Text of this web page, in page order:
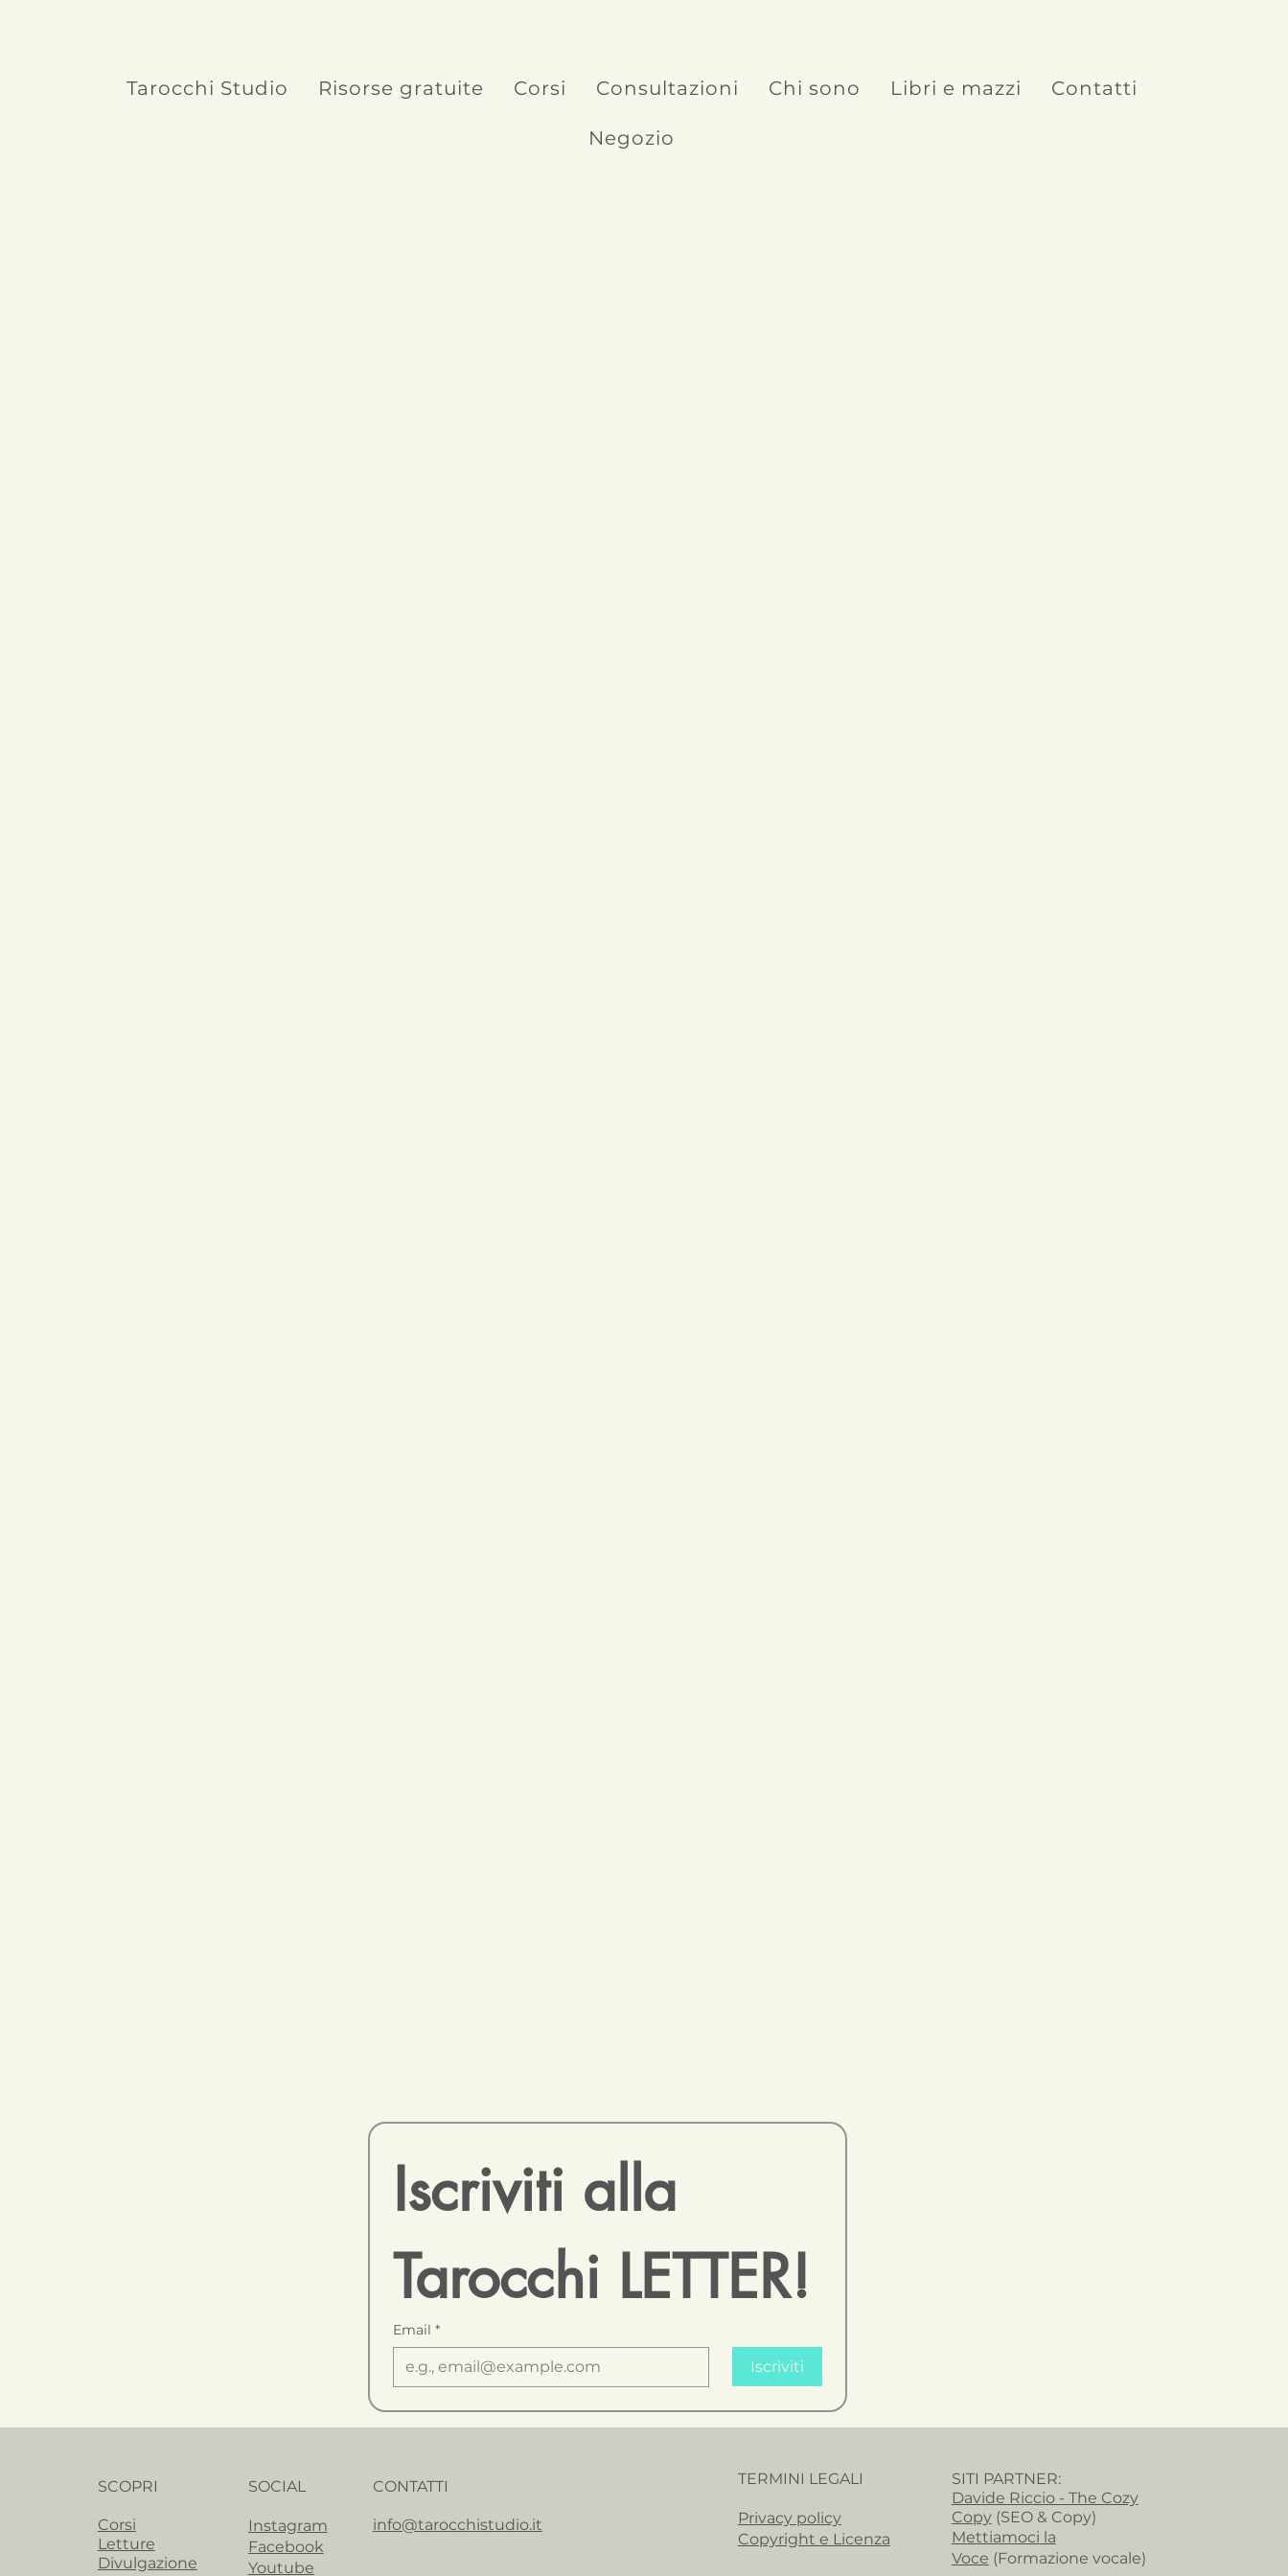
Tarocchi Studio Risorse gratuite Corsi Consultazioni Chi sono Libri e mazzi Contatti
Negozio
Iscriviti alla
Tarocchi LETTER!
Email *
Iscriviti
SCOPRI
Corsi
Letture
Divulgazione
SOCIAL
Instagram
Facebook
Youtube
CONTATTI
info@tarocchistudio.it
TERMINI LEGALI
Privacy policy
Copyright e Licenza
SITI PARTNER:
Davide Riccio - The Cozy
Copy(SEO & Copy)
Mettiamoci la
Voce (Formazione vocale)